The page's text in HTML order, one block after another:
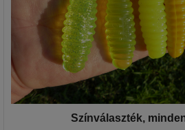
Színválaszték,